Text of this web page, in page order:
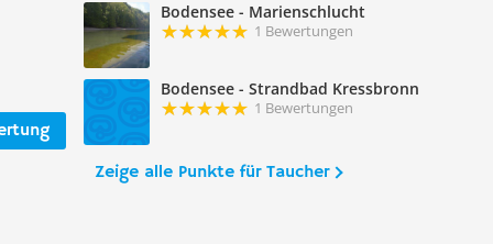
Bodensee - Marienschlucht
1 Bewertungen
Bodensee - Strandbad Kressbronn
1 Bewertungen
Zeige alle Punkte für Taucher